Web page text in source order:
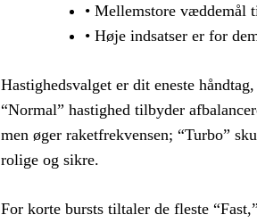
• Mellemstore væddemål
• Høje indsatser er for
Hastighedsvalget er dit eneste
“Normal” hastighed tilbyder
men øger raketfrekvensen; “Turbo”
rolige og sikre.
For korte bursts tiltaler de fleste